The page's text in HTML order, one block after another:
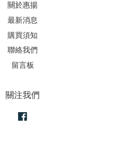
關於惠揚
最新消息
購買須知
聯絡我們
留言板
關注我們